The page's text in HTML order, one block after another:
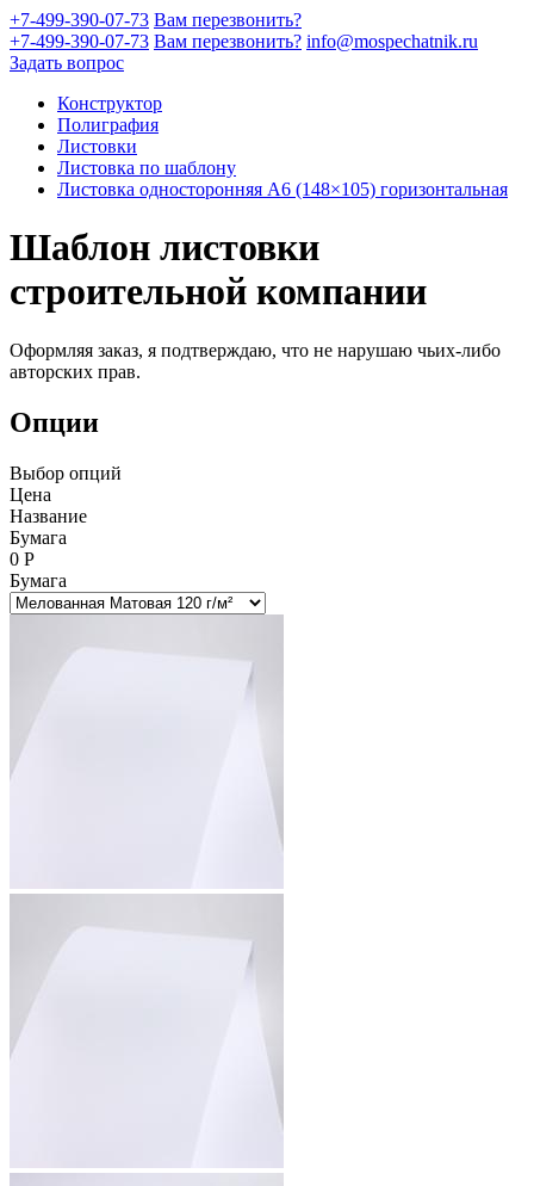
+7-499-390-07-73 Вам перезвонить?
+7-499-390-07-73 Вам перезвонить? info@mospechatnik.ru
Задать вопрос
Конструктор
Полиграфия
Листовки
Листовка по шаблону
Листовка односторонняя A6 (148×105) горизонтальная
Шаблон листовки
строительной компании
Оформляя заказ, я подтверждаю, что не нарушаю чьих-либо
авторских прав.
Опции
Выбор опций
Цена
Название
Бумага
0 Р
Бумага